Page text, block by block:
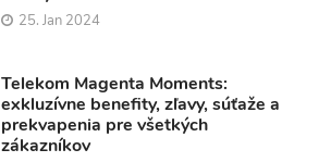
25. Jan 2024
Telekom Magenta Moments:
exkluzívne benefity, zľavy, súťaže a
prekvapenia pre všetkých
zákazníkov